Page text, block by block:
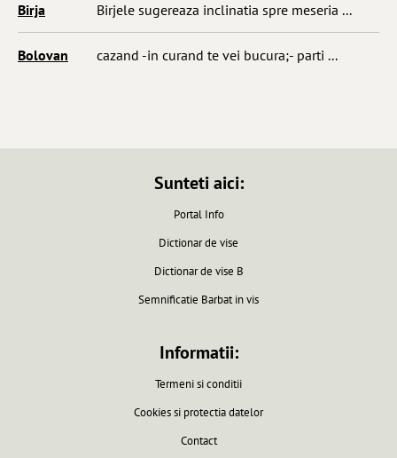
Birja Birjele sugereaza inclinatia spre meseria ...
Bolovan cazand -in curand te vei bucura;- parti ...
Sunteti aici:
Portal Info
Dictionar de vise
Dictionar de vise B
Semnificatie Barbat in vis
Informatii:
Termeni si conditii
Cookies si protectia datelor
Contact